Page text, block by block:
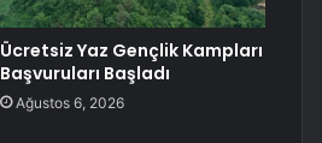
Ücretsiz Yaz Gençlik Kampları
Başvuruları Başladı
Ağustos 6, 2026